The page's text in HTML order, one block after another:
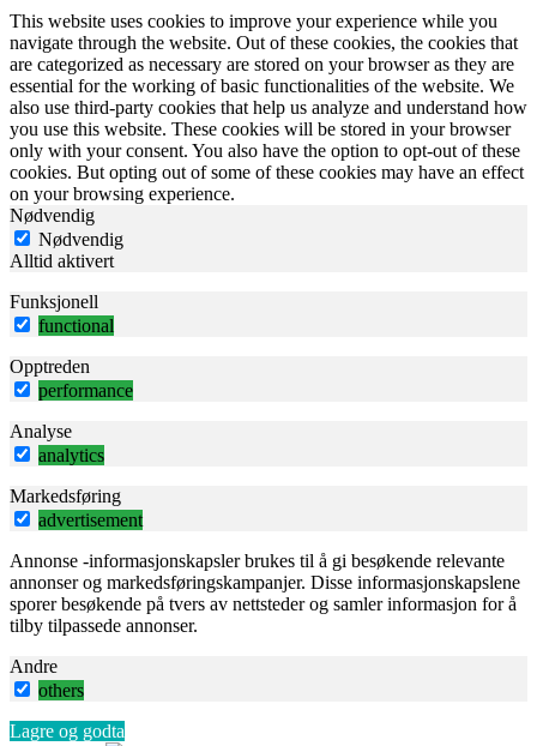
This website uses cookies to improve your experience while you
navigate through the website. Out of these cookies, the cookies that
are categorized as necessary are stored on your browser as they are
essential for the working of basic functionalities of the website. We
also use third-party cookies that help us analyze and understand how
you use this website. These cookies will be stored in your browser
only with your consent. You also have the option to opt-out of these
cookies. But opting out of some of these cookies may have an effect
on your browsing experience.
Nødvendig
Nødvendig
Alltid aktivert
Funksjonell
functional
Opptreden
performance
Analyse
analytics
Markedsføring
advertisement
Annonse -informasjonskapsler brukes til å gi besøkende relevante
annonser og markedsføringskampanjer. Disse informasjonskapslene
sporer besøkende på tvers av nettsteder og samler informasjon for å
tilby tilpassede annonser.
Andre
others
Lagre og godta